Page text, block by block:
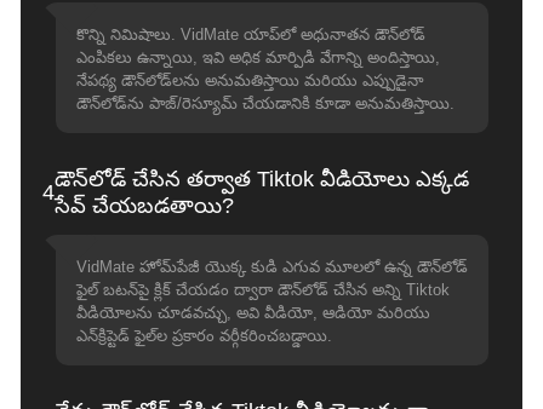
కొన్ని నిమిషాలు. VidMate యాప్‌లో అధునాతన డౌన్‌లోడ్
ఎంపికలు ఉన్నాయి, ఇవి అధిక మార్పిడి వేగాన్ని అందిస్తాయి,
నేపథ్య డౌన్‌లోడ్‌లను అనుమతిస్తాయి మరియు ఎప్పుడైనా
డౌన్‌లోడ్‌ను పాజ్/రెస్యూమ్ చేయడానికి కూడా అనుమతిస్తాయి.
4
డౌన్‌లోడ్ చేసిన తర్వాత Tiktok వీడియోలు ఎక్కడ
సేవ్ చేయబడతాయి?
VidMate హోమ్‌పేజీ యొక్క కుడి ఎగువ మూలలో ఉన్న డౌన్‌లోడ్
ఫైల్ బటన్‌పై క్లిక్ చేయడం ద్వారా డౌన్‌లోడ్ చేసిన అన్ని Tiktok
వీడియోలను చూడవచ్చు, అవి వీడియో, ఆడియో మరియు
ఎన్‌క్రిప్టెడ్ ఫైల్‌ల ప్రకారం వర్గీకరించబడ్డాయి.